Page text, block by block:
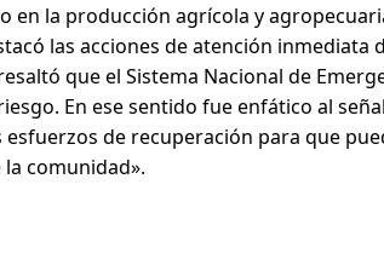
en la producción agrícola y
las acciones de atención inmediata
que el Sistema Nacional de
En ese sentido fue enfático al
de recuperación para que
comunidad».